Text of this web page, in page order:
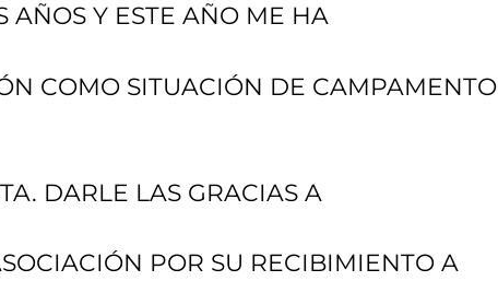
AÑOS Y ESTE AÑO ME HA
COMO SITUACIÓN DE CAMPAMENTO
DARLE LAS GRACIAS A
POR SU RECIBIMIENTO A